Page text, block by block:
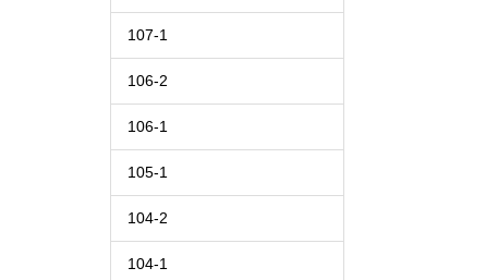
107-1
106-2
106-1
105-1
104-2
104-1